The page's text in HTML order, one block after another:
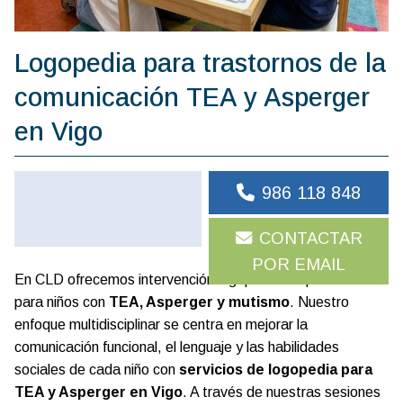
Logopedia para trastornos de la
comunicación TEA y Asperger
en Vigo
986 118 848
CONTACTAR
POR EMAIL
En CLD ofrecemos intervención logopédica especializada
para niños con TEA, Asperger y mutismo. Nuestro
enfoque multidisciplinar se centra en mejorar la
comunicación funcional, el lenguaje y las habilidades
sociales de cada niño con servicios de logopedia para
TEA y Asperger en Vigo. A través de nuestras sesiones